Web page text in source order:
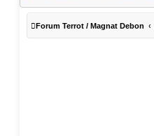
e
Forum Terrot / Magnat Debon